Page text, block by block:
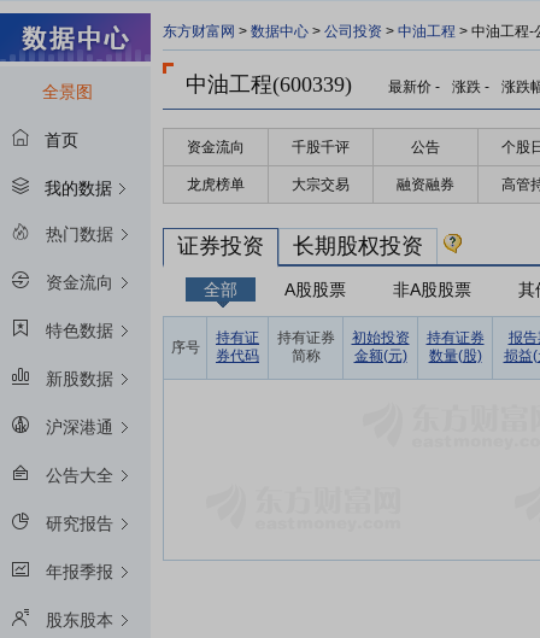
全景图
首页
我的数据
热门数据
资金流向
特色数据
新股数据
沪深港通
公告大全
研究报告
年报季报
股东股本
东方财富网 > 数据中心 > 公司投资 > 中油工程 > 中油工程-
中油工程(600339) 最新价 - 涨跌 - 涨跌
资金流向 千股千评 公告 个股
龙虎榜单 大宗交易 融资融券 高管
证券投资 长期股权投资
全部 A股股票 非A股股票 其
序号
持有证
券代码
持有证券
简称
初始投资
金额(元)
持有证券
数量(股)
报告
损益(